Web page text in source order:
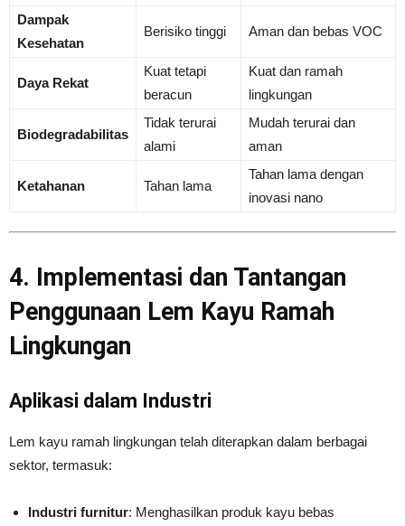
Dampak
Kesehatan
Berisiko tinggi Aman dan bebas VOC
Daya Rekat
Kuat tetapi
beracun
Kuat dan ramah
lingkungan
Biodegradabilitas
Tidak terurai
alami
Mudah terurai dan
aman
Ketahanan Tahan lama
Tahan lama dengan
inovasi nano
4. Implementasi dan Tantangan
Penggunaan Lem Kayu Ramah
Lingkungan
Aplikasi dalam Industri
Lem kayu ramah lingkungan telah diterapkan dalam berbagai
sektor, termasuk:
Industri furnitur: Menghasilkan produk kayu bebas